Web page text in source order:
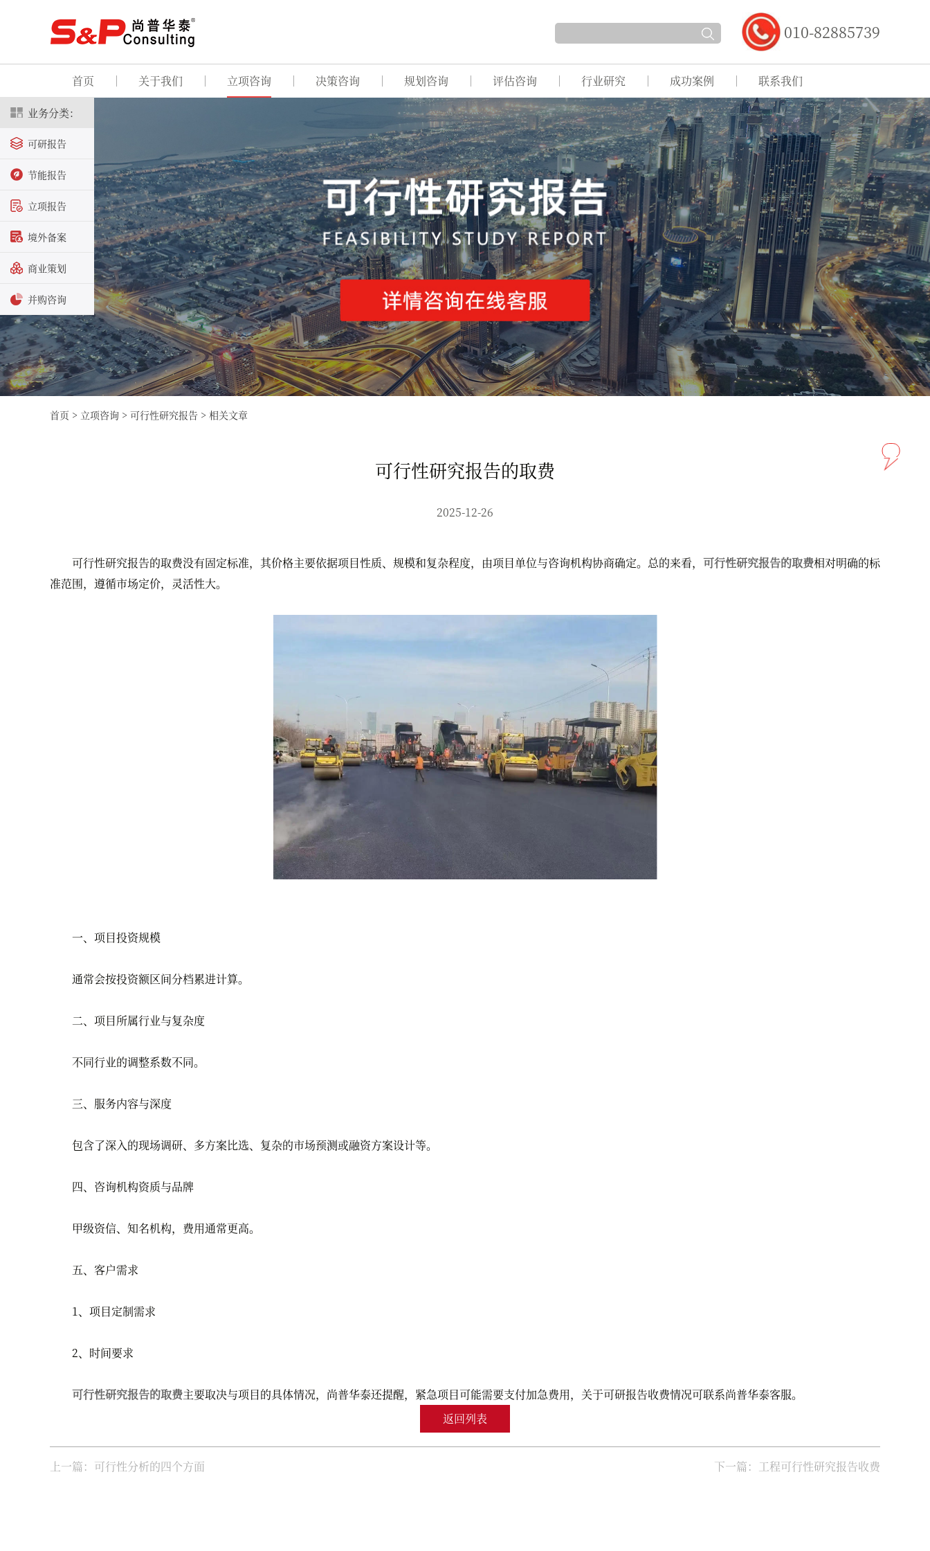
业务分类：
可研报告
节能报告
立项报告
境外备案
商业策划
并购咨询
010-82885739
首页 关于我们 立项咨询 决策咨询 规划咨询 评估咨询 行业研究 成功案例 联系我们
首页 > 立项咨询 > 可行性研究报告 > 相关文章
可行性研究报告的取费
2025-12-26
可行性研究报告的取费没有固定标准，其价格主要依据项目性质、规模和复杂程度，由项目单位与咨询机构协商确定。总的来看， 可行性研究报告的取费相对明确的标
准范围，遵循市场定价，灵活性大。
一、项目投资规模
通常会按投资额区间分档累进计算。
二、项目所属行业与复杂度
不同行业的调整系数不同。
三、服务内容与深度
包含了深入的现场调研、多方案比选、复杂的市场预测或融资方案设计等。
四、咨询机构资质与品牌
甲级资信、知名机构，费用通常更高。
五、客户需求
1、项目定制需求
2、时间要求
可行性研究报告的取费主要取决与项目的具体情况，尚普华泰还提醒，紧急项目可能需要支付加急费用，关于可研报告收费情况可联系尚普华泰客服。
返回列表
上一篇：可行性分析的四个方面 下一篇：工程可行性研究报告收费